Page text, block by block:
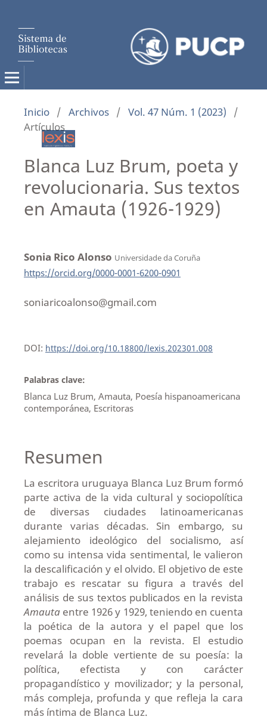
Inicio / Archivos / Vol. 47 Núm. 1 (2023)
/
Artículos
Blanca Luz Brum, poeta y
revolucionaria. Sus textos
en Amauta (1926-1929)
Sonia Rico Alonso Universidade da Coruña
https://orcid.org/0000-0001-6200-0901
soniaricoalonso@gmail.com
DOI: https://doi.org/10.18800/lexis.202301.008
Palabras clave:
Blanca Luz Brum, Amauta, Poesía hispanoamericana
contemporánea, Escritoras
Resumen
La escritora uruguaya Blanca Luz Brum formó
parte activa de la vida cultural y sociopolítica
de diversas ciudades latinoamericanas
durante varias décadas. Sin embargo, su
alejamiento ideológico del socialismo, así
como su intensa vida sentimental, le valieron
la descalificación y el olvido. El objetivo de este
trabajo es rescatar su figura a través del
análisis de sus textos publicados en la revista
Amautaentre 1926 y 1929, teniendo en cuenta
la poética de la autora y el papel que los
poemas ocupan en la revista. El estudio
revelará la doble vertiente de su poesía: la
política, efectista y con carácter
propagandístico y movilizador; y la personal,
más compleja, profunda y que refleja la cara
más íntima de Blanca Luz.